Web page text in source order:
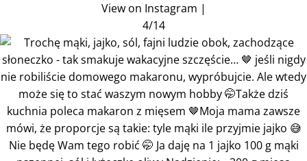
View on Instagram |
4/14